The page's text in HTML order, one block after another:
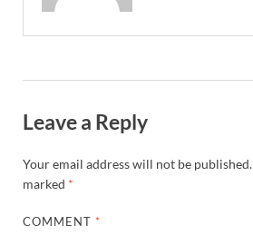
Leave a Reply
Your email address will not be published.
marked *
COMMENT *